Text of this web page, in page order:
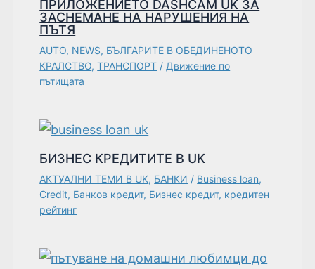
ПРИЛОЖЕНИЕТО DASHCAM UK ЗА
ЗАСНЕМАНЕ НА НАРУШЕНИЯ НА
ПЪТЯ
AUTO, NEWS, БЪЛГАРИТЕ В ОБЕДИНЕНОТО
КРАЛСТВО,ТРАНСПОРТ / Движение по
пътищата
БИЗНЕС КРЕДИТИТЕ В UK
АКТУАЛНИ ТЕМИ В UK, БАНКИ / Business loan,
Credit, Банков кредит, Бизнес кредит, кредитен
рейтинг